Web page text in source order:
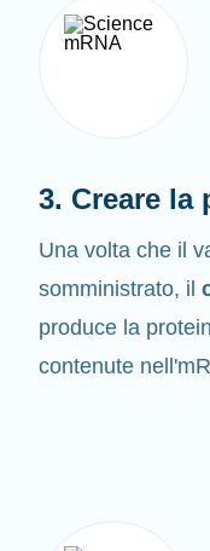
3. Creare la
Una volta che il
somministrato, il
produce la
contenute